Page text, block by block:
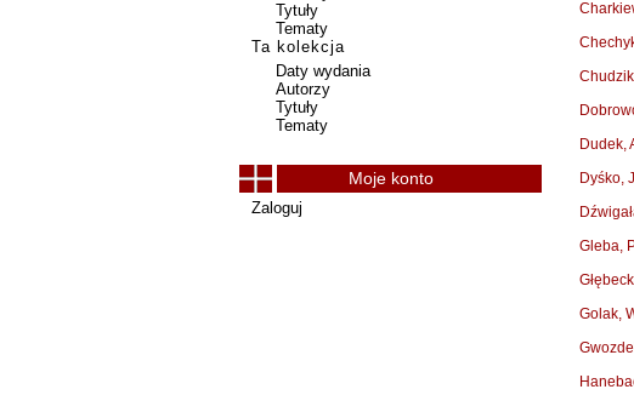
Dudek,
Dyśko,
Gleba,
Golak,
Tytuły
Tematy
Ta kolekcja
Daty wydania
Autorzy
Tytuły
Tematy
Moje konto
Zaloguj